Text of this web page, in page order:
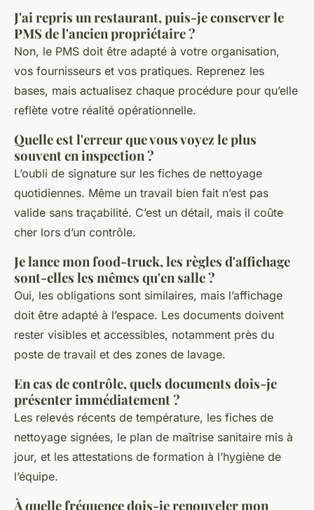
J'ai repris un restaurant, puis-je conserver le
PMS de l'ancien propriétaire ?
Non, le PMS doit être adapté à votre organisation,
vos fournisseurs et vos pratiques. Reprenez les
bases, mais actualisez chaque procédure pour qu’elle
reflète votre réalité opérationnelle.
Quelle est l'erreur que vous voyez le plus
souvent en inspection ?
L’oubli de signature sur les fiches de nettoyage
quotidiennes. Même un travail bien fait n’est pas
valide sans traçabilité. C’est un détail, mais il coûte
cher lors d’un contrôle.
Je lance mon food-truck, les règles d'affichage
sont-elles les mêmes qu'en salle ?
Oui, les obligations sont similaires, mais l’affichage
doit être adapté à l’espace. Les documents doivent
rester visibles et accessibles, notamment près du
poste de travail et des zones de lavage.
En cas de contrôle, quels documents dois-je
présenter immédiatement ?
Les relevés récents de température, les fiches de
nettoyage signées, le plan de maîtrise sanitaire mis à
jour, et les attestations de formation à l’hygiène de
l’équipe.
À quelle fréquence dois-je renouveler mon